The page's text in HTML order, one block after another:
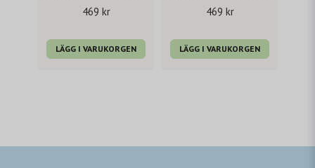
469 kr
LÄGG I VARUKORGEN
469 kr
LÄGG I VARUKORGEN